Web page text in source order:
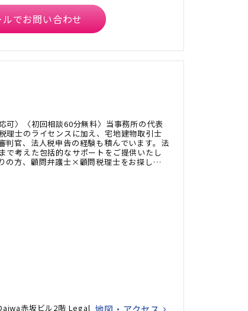
ルでお問い合わせ
可〉〈初回相談60分無料〉当事務所の代表
理士のライセンスに加え、宅地建物取引士
判官、法人税申告の経験も積んでいます。法
で考えた包括的なサポートをご提供いたし
の方、顧問弁護士×顧問税理士をお探しの
赤坂ビル2階 Legal